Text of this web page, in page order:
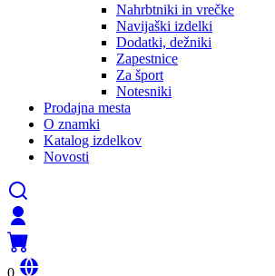
Nahrbtniki in vrečke
Navijaški izdelki
Dodatki, dežniki
Zapestnice
Za šport
Notesniki
Prodajna mesta
O znamki
Katalog izdelkov
Novosti
0